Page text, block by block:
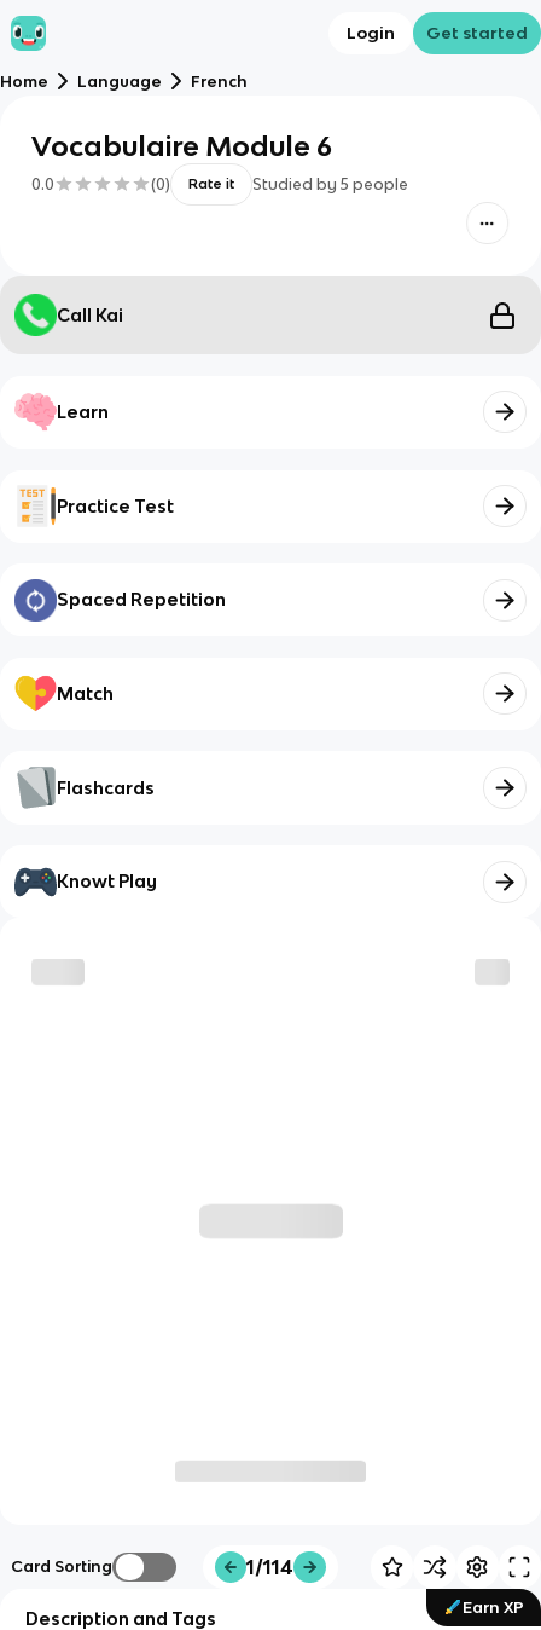
Login Get started
Home Language French
Vocabulaire Module 6
0.0 (0) Rate it Studied by 5 people
Call Kai
Learn
Practice Test
Spaced Repetition
Match
Flashcards
Knowt Play
Card Sorting 1/114
Earn XP
Description and Tags